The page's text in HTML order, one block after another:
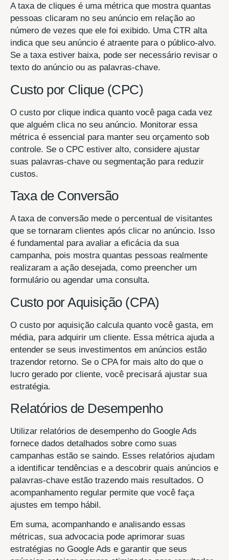
A taxa de cliques é uma métrica que mostra quantas
pessoas clicaram no seu anúncio em relação ao
número de vezes que ele foi exibido. Uma CTR alta
indica que seu anúncio é atraente para o público-alvo.
Se a taxa estiver baixa, pode ser necessário revisar o
texto do anúncio ou as palavras-chave.
Custo por Clique (CPC)
O custo por clique indica quanto você paga cada vez
que alguém clica no seu anúncio. Monitorar essa
métrica é essencial para manter seu orçamento sob
controle. Se o CPC estiver alto, considere ajustar
suas palavras-chave ou segmentação para reduzir
custos.
Taxa de Conversão
A taxa de conversão mede o percentual de visitantes
que se tornaram clientes após clicar no anúncio. Isso
é fundamental para avaliar a eficácia da sua
campanha, pois mostra quantas pessoas realmente
realizaram a ação desejada, como preencher um
formulário ou agendar uma consulta.
Custo por Aquisição (CPA)
O custo por aquisição calcula quanto você gasta, em
média, para adquirir um cliente. Essa métrica ajuda a
entender se seus investimentos em anúncios estão
trazendor retorno. Se o CPA for mais alto do que o
lucro gerado por cliente, você precisará ajustar sua
estratégia.
Relatórios de Desempenho
Utilizar relatórios de desempenho do Google Ads
fornece dados detalhados sobre como suas
campanhas estão se saindo. Esses relatórios ajudam
a identificar tendências e a descobrir quais anúncios e
palavras-chave estão trazendo mais resultados. O
acompanhamento regular permite que você faça
ajustes em tempo hábil.
Em suma, acompanhando e analisando essas
métricas, sua advocacia pode aprimorar suas
estratégias no Google Ads e garantir que seus